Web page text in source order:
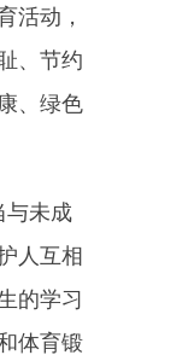
儿
时
护
不
，